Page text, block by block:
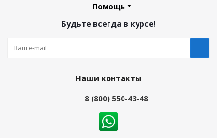
Помощь
Будьте всегда в курсе!
Наши контакты
8 (800) 550-43-48